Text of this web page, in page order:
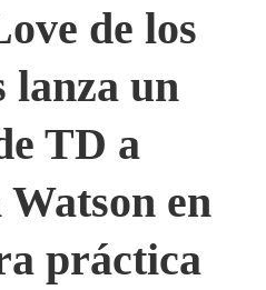
de los
lanza un
TD a
en
práctica